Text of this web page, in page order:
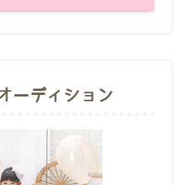
ーディション